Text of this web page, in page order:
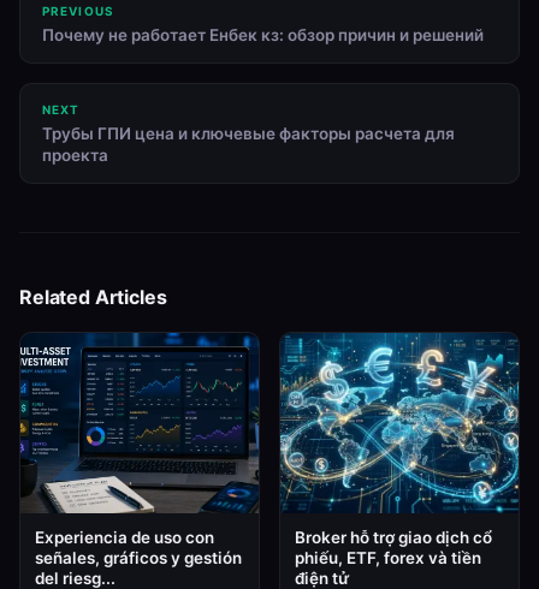
PREVIOUS
Почему не работает Енбек кз: обзор причин и решений
NEXT
Трубы ГПИ цена и ключевые факторы расчета для
проекта
Related Articles
Experiencia de uso con
señales, gráficos y gestión
del riesg...
Broker hỗ trợ giao dịch cổ
phiếu, ETF, forex và tiền
điện tử